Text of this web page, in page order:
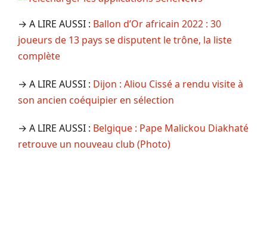
→ A LIRE AUSSI : Ballon d’Or africain 2022 : 30
joueurs de 13 pays se disputent le trône, la liste
complète
→ A LIRE AUSSI : Dijon : Aliou Cissé a rendu visite à
son ancien coéquipier en sélection
→ A LIRE AUSSI : Belgique : Pape Malickou Diakhaté
retrouve un nouveau club (Photo)